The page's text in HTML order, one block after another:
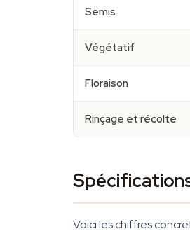
Semis
Végétatif
Floraison
Rinçage et récolte
Voici les chiffres